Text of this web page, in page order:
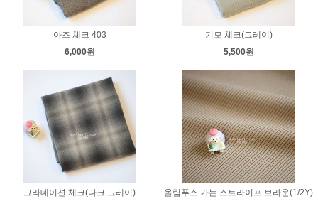
아즈 체크 403
6,000원
기모 체크(그레이)
5,500원
그라데이션 체크(다크 그레이)
올림푸스 가는 스트라이프 브라운(1/2Y)